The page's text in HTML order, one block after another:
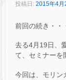
投稿日: 2015年4月
前回の続き・・
去る4月19日、
て、セミナーを
今回は、モリン